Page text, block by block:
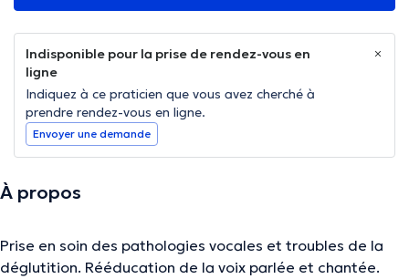
Indisponible pour la prise de rendez-vous en
ligne
Indiquez à ce praticien que vous avez cherché à
prendre rendez-vous en ligne.
Envoyer une demande
À propos
Prise en soin des pathologies vocales et troubles de la
déglutition. Rééducation de la voix parlée et chantée.